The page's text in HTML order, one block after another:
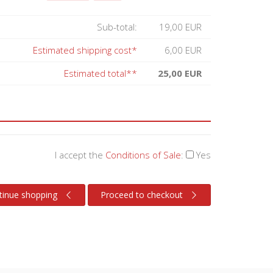
Sub-total:
19,00 EUR
Estimated shipping cost*
6,00 EUR
Estimated total**
25,00 EUR
I accept the Conditions of Sale: Yes
shopping Proceed to checkout